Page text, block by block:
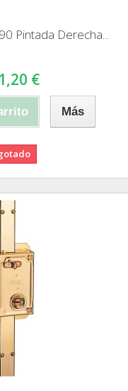
Pintada Derecha...
€
Más